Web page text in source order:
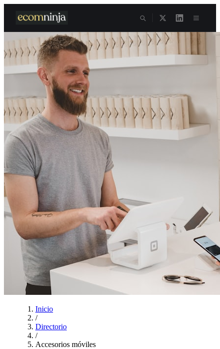
Inicio
/
Directorio
/
Accesorios móviles